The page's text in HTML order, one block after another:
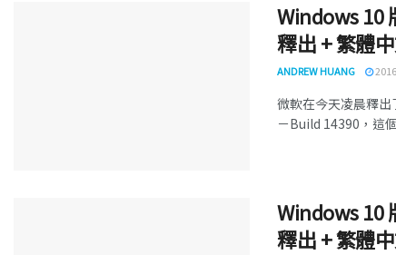
Windows 10
釋出 + 繁體
ANDREW HUANG
微軟在今天凌晨釋
－Build 14390，這
Windows 10
釋出 + 繁體